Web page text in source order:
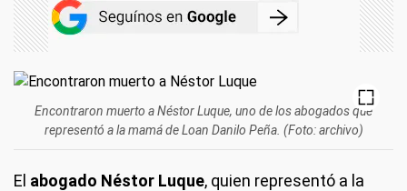
Encontraron muerto a Néstor Luque, uno de los abogados que
representó a la mamá de Loan Danilo Peña. (Foto: archivo)
El abogado Néstor Luque, quien representó a la